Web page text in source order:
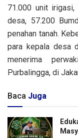
71.000 unit irigasi,
desa, 57.200
penahan tanah.
para kepala desa
menerima
Purbalingga, di
Baca Juga